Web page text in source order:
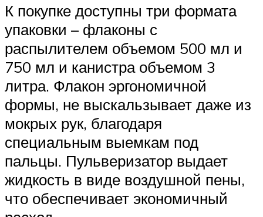
К покупке доступны три формата
упаковки – флаконы с
распылителем объемом 500 мл и
750 мл и канистра объемом 3
литра. Флакон эргономичной
формы, не выскальзывает даже из
мокрых рук, благодаря
специальным выемкам под
пальцы. Пульверизатор выдает
жидкость в виде воздушной пены,
что обеспечивает экономичный